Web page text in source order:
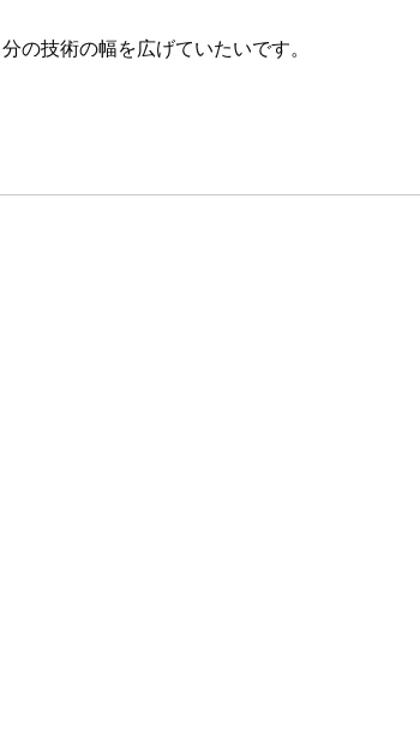
の技術の幅を広げていたいです。